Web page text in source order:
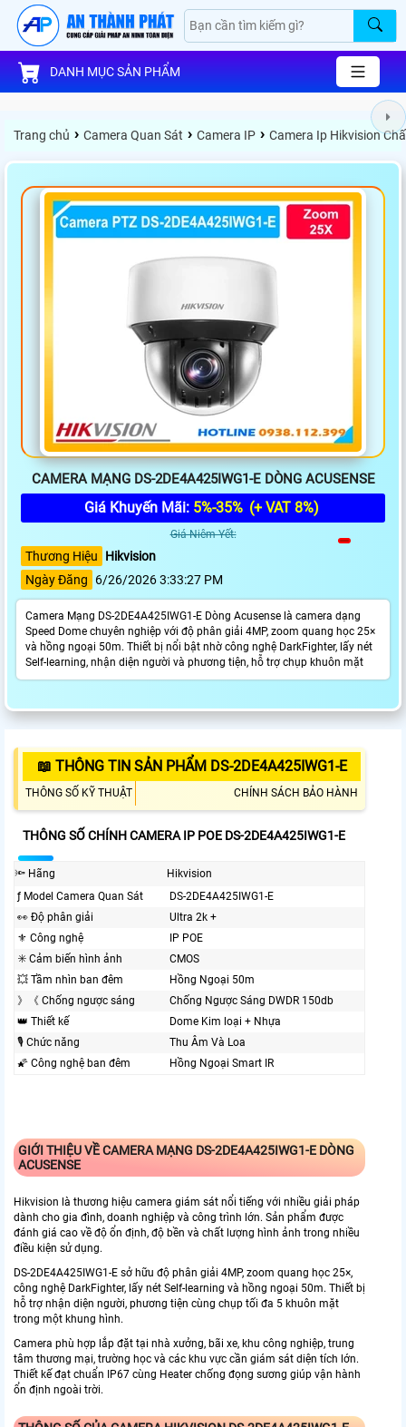
DANH MỤC SẢN PHẨM
Trang chủ › Camera Quan Sát › Camera IP › Camera Ip Hikvision
CAMERA MẠNG DS-2DE4A425IWG1-E DÒNG ACUSENSE
Giá Khuyến Mãi: 5%-35% (+ VAT 8%)
Giá Niêm Yết:
Thương Hiệu
Hikvision
Ngày Đăng
6/26/2026 3:33:27 PM
Camera Mạng DS-2DE4A425IWG1-E Dòng Acusense là camera dạng
Speed Dome chuyên nghiệp với độ phân giải 4MP, zoom quang học 25×
và hồng ngoại 50m. Thiết bị nổi bật nhờ công nghệ DarkFighter, lấy nét
Self-learning, nhận diện người và phương tiện, hỗ trợ chụp khuôn mặt
📖 THÔNG TIN SẢN PHẨM DS-2DE4A425IWG1-E
THÔNG SỐ KỸ THUẬT CHÍNH SÁCH BẢO HÀNH
THÔNG SỐ CHÍNH CAMERA IP POE DS-2DE4A425IWG1-E
🔦 Hãng
Hikvision
ƒ Model Camera Quan Sát
DS-2DE4A425IWG1-E
️👀 Độ phân giải
Ultra 2k +
⚜️ Công nghệ
IP POE
✳️ Cảm biến hình ảnh
CMOS
💥 Tầm nhìn ban đêm
Hồng Ngoại 50m
》《 Chống ngược sáng
Chống Ngược Sáng DWDR 150db
👑 Thiết kế
Dome Kim loại + Nhựa
🎙 Chức năng
Thu Âm Và Loa
🌠 Công nghệ ban đêm
Hồng Ngoại Smart IR
GIỚI THIỆU VỀ CAMERA MẠNG DS-2DE4A425IWG1-E DÒNG
ACUSENSE
Hikvision là thương hiệu camera giám sát nổi tiếng với nhiều giải pháp
dành cho gia đình, doanh nghiệp và công trình lớn. Sản phẩm được
đánh giá cao về độ ổn định, độ bền và chất lượng hình ảnh trong nhiều
điều kiện sử dụng.
DS-2DE4A425IWG1-E sở hữu độ phân giải 4MP, zoom quang học 25×,
công nghệ DarkFighter, lấy nét Self-learning và hồng ngoại 50m. Thiết bị
hỗ trợ nhận diện người, phương tiện cùng chụp tối đa 5 khuôn mặt
trong một khung hình.
Camera phù hợp lắp đặt tại nhà xưởng, bãi xe, khu công nghiệp, trung
tâm thương mại, trường học và các khu vực cần giám sát diện tích lớn.
Thiết kế đạt chuẩn IP67 cùng Heater chống đọng sương giúp vận hành
ổn định ngoài trời.